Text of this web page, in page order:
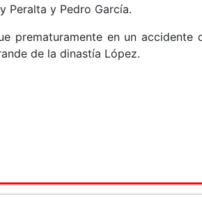
Peralta y Pedro García.
prematuramente en un
de la dinastía López.